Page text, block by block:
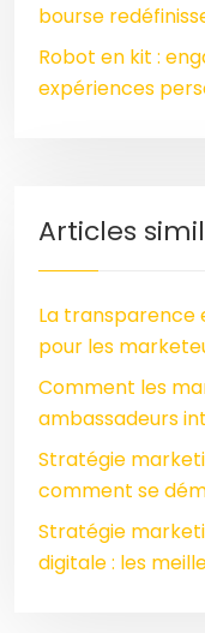
bourse
Robot en kit :
expériences
Articles
La transparence
pour les
Comment les
ambassadeurs
Stratégie
comment se
Stratégie
digitale : les